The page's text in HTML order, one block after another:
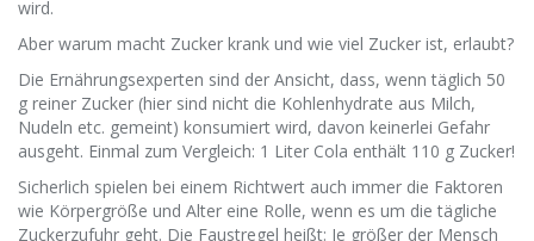
wird.
Aber warum macht Zucker krank und wie viel Zucker ist, erlaubt?
Die Ernährungsexperten sind der Ansicht, dass, wenn täglich 50
g reiner Zucker (hier sind nicht die Kohlenhydrate aus Milch,
Nudeln etc. gemeint) konsumiert wird, davon keinerlei Gefahr
ausgeht. Einmal zum Vergleich: 1 Liter Cola enthält 110 g Zucker!
Sicherlich spielen bei einem Richtwert auch immer die Faktoren
wie Körpergröße und Alter eine Rolle, wenn es um die tägliche
Zuckerzufuhr geht. Die Faustregel heißt: Je größer der Mensch